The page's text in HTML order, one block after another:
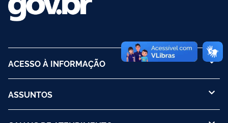
ACESSO À INFORMAÇÃO
ASSUNTOS